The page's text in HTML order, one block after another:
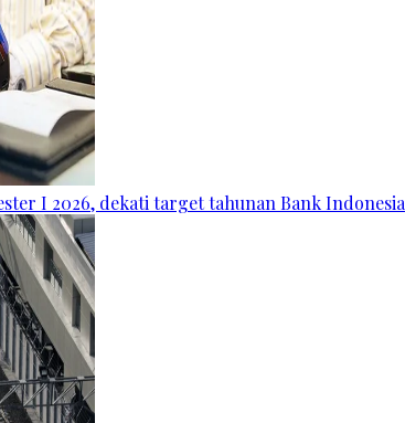
I 2026, dekati target tahunan Bank Indonesia